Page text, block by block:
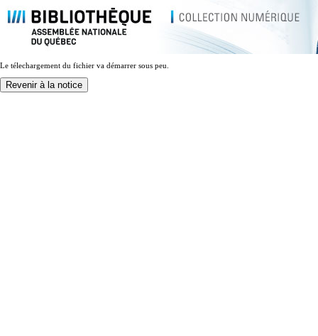
Le télechargement du fichier va démarrer sous peu.